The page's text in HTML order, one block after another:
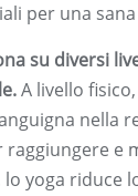
per una
su diversi
A livello
nella
raggiungere e
yoga riduce